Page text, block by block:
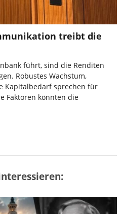
treibt die
führt, sind die Renditen
Robustes Wachstum,
Kapitalbedarf sprechen für
Faktoren könnten die